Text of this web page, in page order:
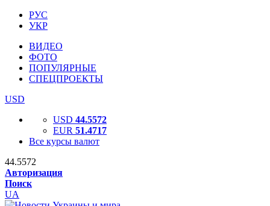
РУС
УКР
ВИДЕО
ФОТО
ПОПУЛЯРНЫЕ
СПЕЦПРОЕКТЫ
USD
USD 44.5572
EUR 51.4717
Все курсы валют
44.5572
Авторизация
Поиск
UA